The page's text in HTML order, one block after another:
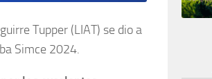
Tupper (LIAT) se dio a
Simce 2024.